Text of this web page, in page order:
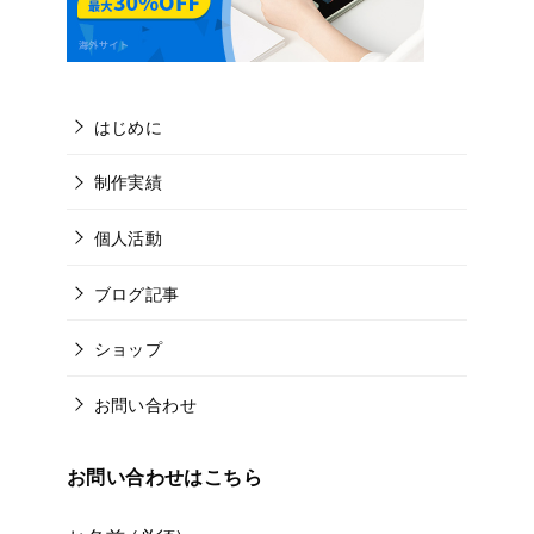
はじめに
制作実績
個人活動
ブログ記事
ショップ
お問い合わせ
お問い合わせはこちら